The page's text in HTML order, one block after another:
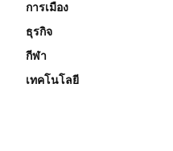
การเมือง
ธุรกิจ
กีฬา
เทคโนโลยี